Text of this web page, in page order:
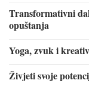
Transformativni
opuštanja
Yoga, zvuk i
Živjeti svoje